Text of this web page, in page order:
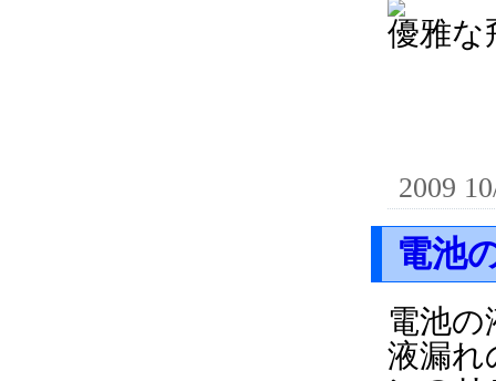
優雅な
2009
電池
電池の
液漏れ